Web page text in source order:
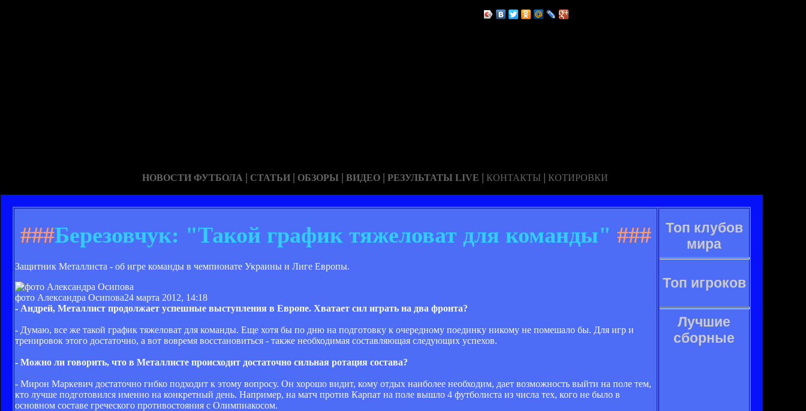
НОВОСТИ ФУТБОЛА | СТАТЬИ | ОБЗОРЫ | ВИДЕО | РЕЗУЛЬТАТЫ LIVE | КОНТАКТЫ | КОТИРОВКИ
###Березовчук: "Такой график тяжеловат для команды" ###
Защитник Металлиста - об игре команды в чемпионате Украины и Лиге Европы.
фото Александра Осипова24 марта 2012, 14:18
- Андрей, Металлист продолжает успешные выступления в Европе. Хватает сил играть на два фронта?
- Думаю, все же такой график тяжеловат для команды. Еще хотя бы по дню на подготовку к очередному поединку никому не помешало бы. Для игр и
тренировок этого достаточно, а вот вовремя восстановиться - также необходимая составляющая следующих успехов.
- Можно ли говорить, что в Металлисте происходит достаточно сильная ротация состава?
- Мирон Маркевич достаточно гибко подходит к этому вопросу. Он хорошо видит, кому отдых наиболее необходим, дает возможность выйти на поле тем,
кто лучше подготовился именно на конкретный день. Например, на матч против Карпат на поле вышло 4 футболиста из числа тех, кого не было в
основном составе греческого противостояния с Олимпиакосом.
Топ клубов
мира
Топ игроков
Лучшие
сборные